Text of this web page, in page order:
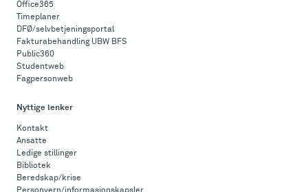
Office365
Timeplaner
DFØ/selvbetjeningsportal
Fakturabehandling UBW BFS
Public360
Studentweb
Fagpersonweb
Nyttige lenker
Kontakt
Ansatte
Ledige stillinger
Bibliotek
Beredskap/krise